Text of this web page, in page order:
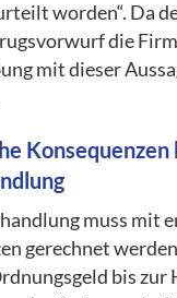
worden“. Da
die
mit dieser
Konsequenzen
muss mit
gerechnet
bis zur